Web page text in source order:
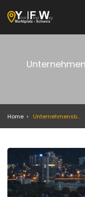
Home Unternehmensberatung,Werbung Und Marketing